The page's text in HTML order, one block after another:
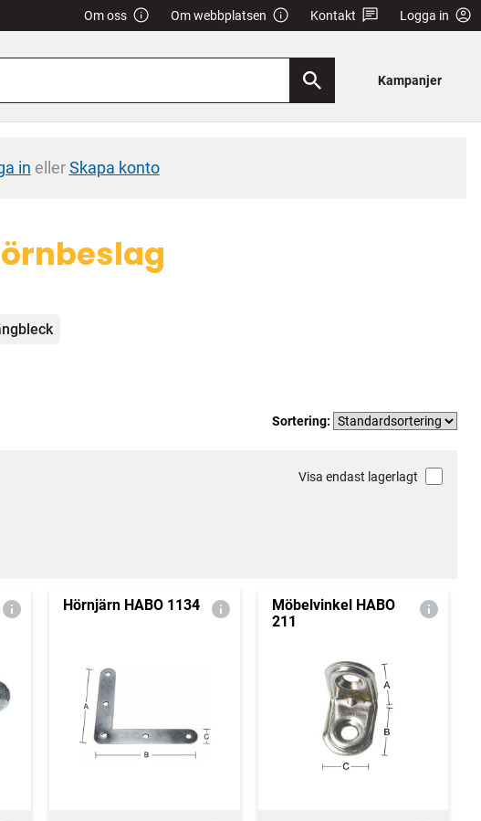
Om oss Om webbplatsen Kontakt Logga in
Kampanjer
in ellerSkapa konto
Sortering:
Visa endast lagerlagt
Hörnjärn HABO 1134
Möbelvinkel HABO
211